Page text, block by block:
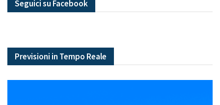
Seguici su Facebook
Previsioni in Tempo Reale